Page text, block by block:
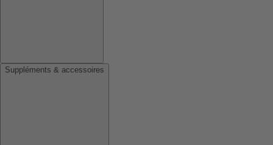
Suppléments & accessoires